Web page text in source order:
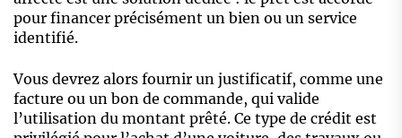
pour financer précisément un bien ou un service
identifié.
Vous devrez alors fournir un justificatif, comme une
facture ou un bon de commande, qui valide
l’utilisation du montant prêté. Ce type de crédit est